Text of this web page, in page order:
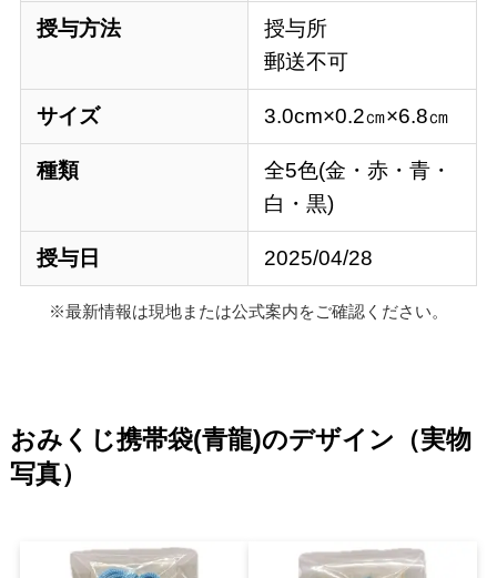
授与方法
授与所
郵送不可
サイズ 3.0cm×0.2㎝×6.8㎝
種類
全5色(金・赤・青・
白・黒)
授与日 2025/04/28
※最新情報は現地または公式案内をご確認ください。
おみくじ携帯袋(青龍)のデザイン（実物
写真）